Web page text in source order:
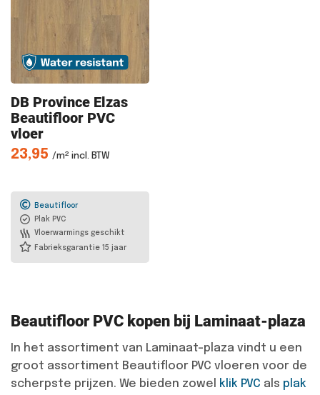
DB Province Elzas
Beautifloor PVC
vloer
23,95 /m² incl. BTW
Beautifloor
Plak PVC
Vloerwarmings geschikt
Fabrieksgarantie 15 jaar
Beautifloor PVC kopen bij Laminaat-plaza
In het assortiment van Laminaat-plaza vindt u een
groot assortiment Beautifloor PVC vloeren voor de
scherpste prijzen. We bieden zowel
klik PVC als plak